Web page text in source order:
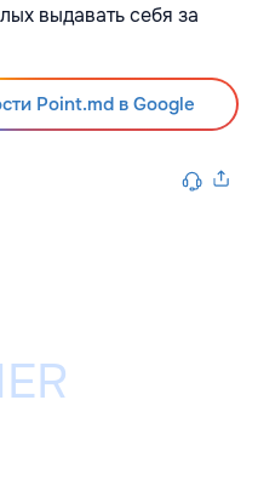
выдавать себя за
Point.md в Google